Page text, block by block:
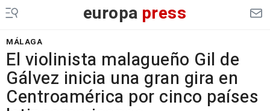
europa press
MÁLAGA
El violinista malagueño Gil de
Gálvez inicia una gran gira en
Centroamérica por cinco países